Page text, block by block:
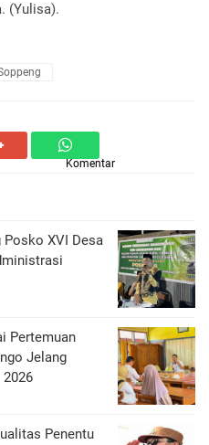
(Yulisa).
Komentar
Posko XVI Desa
Pertemuan
Jelang
2026
Penentu